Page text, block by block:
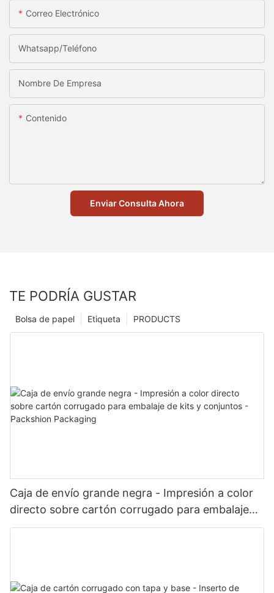
Correo Electrónico
Whatsapp/Teléfono
Nombre De Empresa
Contenido
Enviar Consulta Ahora
TE PODRÍA GUSTAR
PRODUCTS
Etiqueta
Bolsa de papel
Caja de envío grande negra - Impresión a color
directo sobre cartón corrugado para embalaje
de kits y conjuntos - Packshion Packaging